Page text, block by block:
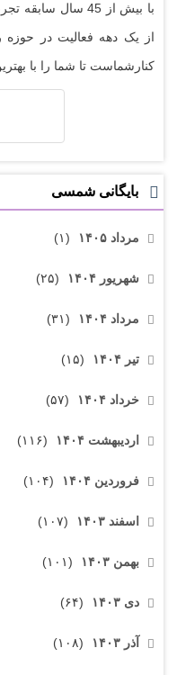
با بيش از 45 سال
از يک دهه فعاليت در
کنارشماست تا شما را با
بایگانی شمسی
مرداد ۱۴۰۵ (۱)
شهریور ۱۴۰۴ (۲۵)
مرداد ۱۴۰۴ (۳۱)
تیر ۱۴۰۴ (۱۵)
خرداد ۱۴۰۴ (۵۷)
اردیبهشت ۱۴۰۴ (۱۱۶)
فروردین ۱۴۰۴ (۱۰۴)
اسفند ۱۴۰۳ (۱۰۷)
بهمن ۱۴۰۳ (۱۰۱)
دی ۱۴۰۳ (۶۴)
آذر ۱۴۰۳ (۱۰۸)